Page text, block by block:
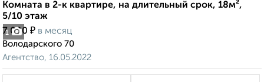
1
Комната в 2-к квартире, на длительный срок, 18м²,
5/10 этаж
7 000 ₽ в месяц
Володарского 70
Агентство, 16.05.2022